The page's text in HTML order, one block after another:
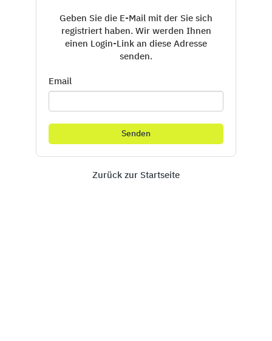
Geben Sie die E-Mail mit der Sie sich
registriert haben. Wir werden Ihnen
einen Login-Link an diese Adresse
senden.
Email
Zurück zur Startseite